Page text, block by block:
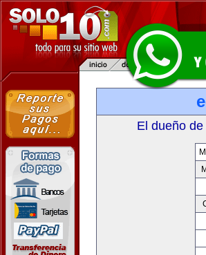
El dueño